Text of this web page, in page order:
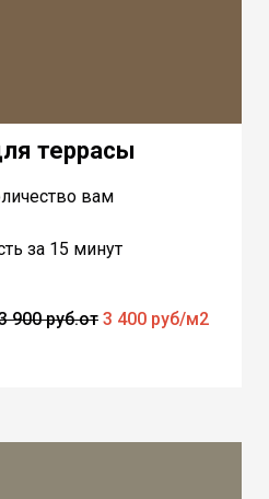
террасы
вам
за 15 минут
900 руб.от 3 400 руб/м2